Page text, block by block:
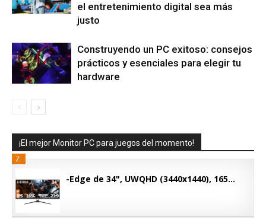
el entretenimiento digital sea más
justo
Construyendo un PC exitoso: consejos
prácticos y esenciales para elegir tu
hardware
¡El mejor Monitor PC para juegos del momento!
Z
-Edge de 34", UWQHD (3440x1440), 165...